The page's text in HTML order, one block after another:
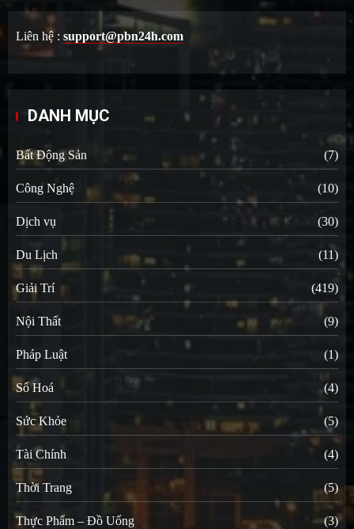
Liên hệ : support@pbn24h.com
DANH MỤC
Bất Động Sản (7)
Công Nghệ (10)
Dịch vụ (30)
Du Lịch (11)
Giải Trí (419)
Nội Thất (9)
Pháp Luật (1)
Số Hoá (4)
Sức Khỏe (5)
Tài Chính (4)
Thời Trang (5)
Thực Phẩm – Đồ Uống (3)